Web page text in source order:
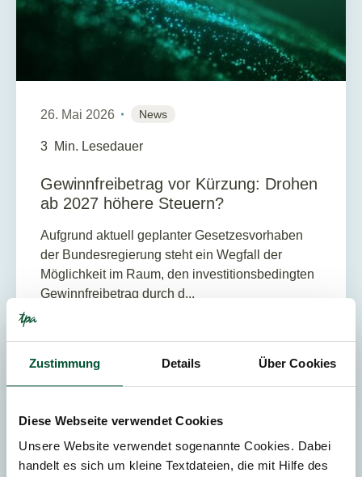
Zustimmung Details Über Cookies
Diese Webseite verwendet Cookies
Unsere Website verwendet sogenannte Cookies. Dabei
handelt es sich um kleine Textdateien, die mit Hilfe des
26. Mai 2026 News
3 Min. Lesedauer
Gewinnfreibetrag vor Kürzung: Drohen
ab 2027 höhere Steuern?
Aufgrund aktuell geplanter Gesetzesvorhaben
der Bundesregierung steht ein Wegfall der
Möglichkeit im Raum, den investitionsbedingten
Gewinnfreibetrag durch d...
UMSATZSTEUER